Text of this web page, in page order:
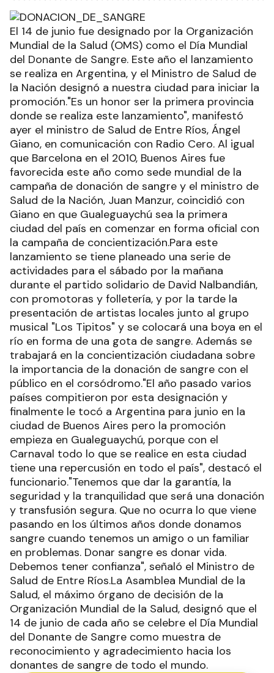
El 14 de junio fue designado por la Organización
Mundial de la Salud (OMS) como el Día Mundial
del Donante de Sangre. Este año el lanzamiento
se realiza en Argentina, y el Ministro de Salud de
la Nación designó a nuestra ciudad para iniciar la
promoción."Es un honor ser la primera provincia
donde se realiza este lanzamiento", manifestó
ayer el ministro de Salud de Entre Ríos, Ángel
Giano, en comunicación con Radio Cero. Al igual
que Barcelona en el 2010, Buenos Aires fue
favorecida este año como sede mundial de la
campaña de donación de sangre y el ministro de
Salud de la Nación, Juan Manzur, coincidió con
Giano en que Gualeguaychú sea la primera
ciudad del país en comenzar en forma oficial con
la campaña de concientización.Para este
lanzamiento se tiene planeado una serie de
actividades para el sábado por la mañana
durante el partido solidario de David Nalbandián,
con promotoras y folletería, y por la tarde la
presentación de artistas locales junto al grupo
musical "Los Tipitos" y se colocará una boya en el
río en forma de una gota de sangre. Además se
trabajará en la concientización ciudadana sobre
la importancia de la donación de sangre con el
público en el corsódromo."El año pasado varios
países compitieron por esta designación y
finalmente le tocó a Argentina para junio en la
ciudad de Buenos Aires pero la promoción
empieza en Gualeguaychú, porque con el
Carnaval todo lo que se realice en esta ciudad
tiene una repercusión en todo el país", destacó el
funcionario."Tenemos que dar la garantía, la
seguridad y la tranquilidad que será una donación
y transfusión segura. Que no ocurra lo que viene
pasando en los últimos años donde donamos
sangre cuando tenemos un amigo o un familiar
en problemas. Donar sangre es donar vida.
Debemos tener confianza", señaló el Ministro de
Salud de Entre Ríos.La Asamblea Mundial de la
Salud, el máximo órgano de decisión de la
Organización Mundial de la Salud, designó que el
14 de junio de cada año se celebre el Día Mundial
del Donante de Sangre como muestra de
reconocimiento y agradecimiento hacia los
donantes de sangre de todo el mundo.